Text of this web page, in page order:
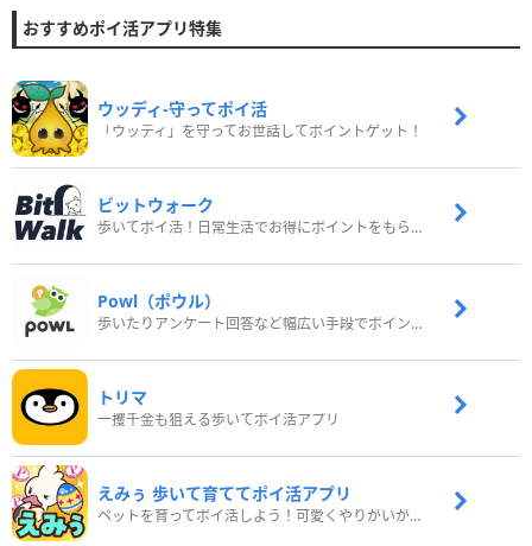
おすすめポイ活アプリ特集
ウッディ‐守ってポイ活
「ウッディ」を守ってお世話してポイントゲット！
ビットウォーク
歩いてポイ活！日常生活でお得にポイントをもらおう
Powl（ポウル）
歩いたりアンケート回答など幅広い手段でポイントをゲット
トリマ
一攫千金も狙える歩いてポイ活アプリ
えみぅ 歩いて育ててポイ活アプリ
ペットを育ってポイ活しよう！可愛くやりがいがある新感覚アプリ